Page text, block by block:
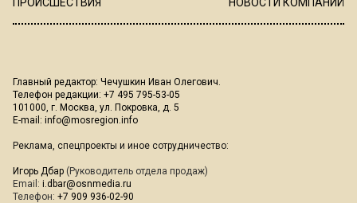
Главный редактор: Чечушкин Иван Олегович.
Телефон редакции: +7 495 795-53-05
101000, г. Москва, ул. Покровка, д. 5
E-mail: info@mosregion.info
Реклама, спецпроекты и иное сотрудничество:
Игорь Дбар (Руководитель отдела продаж)
Email: i.dbar@osnmedia.ru
Телефон: +7 909 936-02-90